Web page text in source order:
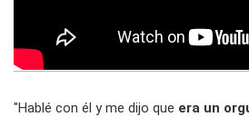
"Hablé con él y me dijo que era un